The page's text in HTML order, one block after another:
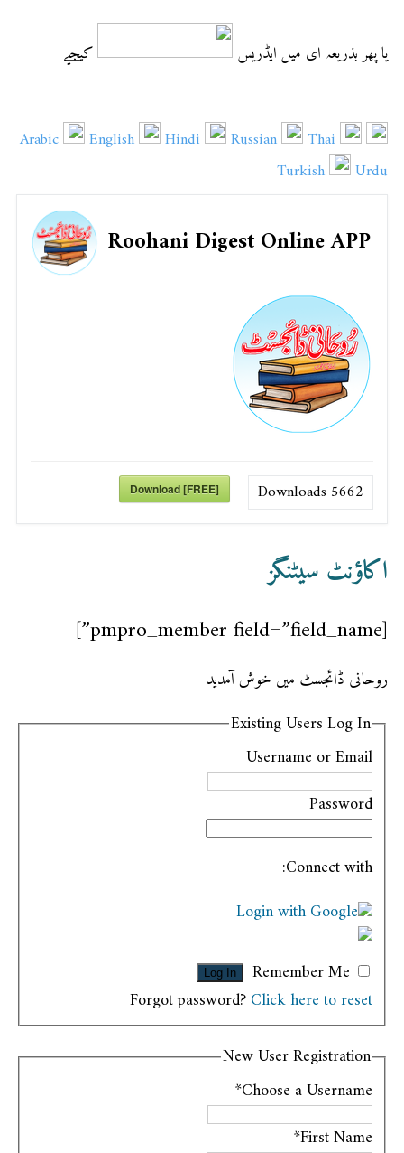
یا پھر بذریعہ ای میل ایڈریس کیجیے
Arabic English Hindi Russian
Thai
Turkish
Urdu
Roohani Digest Online APP
Download [FREE] 5662
اکاؤنٹ سیٹنگز
[pmpro_member field=”field_name”]
روحانی ڈائجسٹ میں خوش آمدید
Existing Users Log In
Username or Email
Password
Connect with:
Login with Google
Remember Me
Forgot password?Click here to reset
New User Registration
Choose a Username
*
First Name
*